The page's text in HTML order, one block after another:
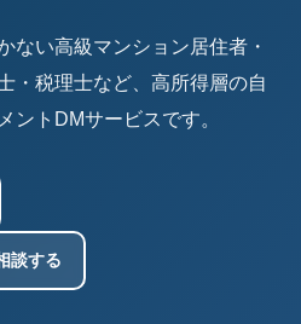
ない高級マンション居住者・
・税理士など、高所得層の自
ントDMサービスです。
談する